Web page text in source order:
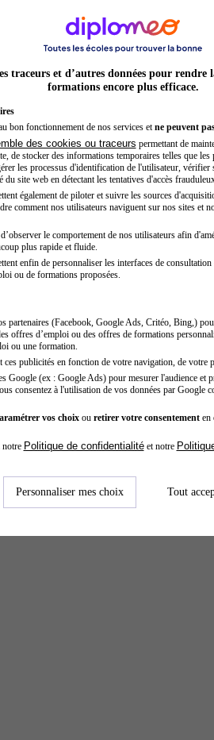
Développeur web
traceurs et d’autres données pour rendre
formations encore plus efficace.
bon fonctionnement de nos services et ne peuvent
des cookies ou traceurs permettant de
de stocker des informations temporaires telles que les
les processus d'identification de l'utilisateur, vérifier
du site web en détectant les tentatives d'accès
également de piloter et suivre les sources
comment nos utilisateurs naviguent sur nos sites et
le comportement de nos utilisateurs afin
plus rapide et fluide.
enfin de personnaliser les interfaces de
ou de formations proposées.
partenaires (Facebook, Google Ads, Critéo, Bing,)
offres d’emploi ou des offres de formations
ou une formation.
ces publicités en fonction de votre navigation, de votre
Google (ex : Google Ads) pour mesurer l'audience et
consentez à l'utilisation de vos données par Google
vos choixou retirer votre consentementen
notre Politique de confidentialitéet notre
Personnaliser mes choix Tout